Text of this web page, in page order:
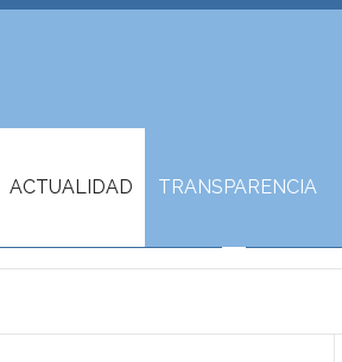
ACTUALIDAD TRANSPARENCIA